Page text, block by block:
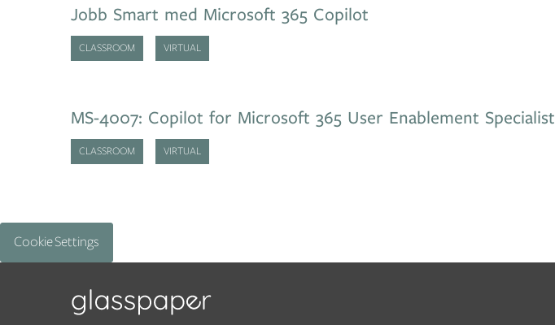
Jobb Smart med Microsoft 365 Copilot
CLASSROOM VIRTUAL
MS-4007: Copilot for Microsoft 365 User Enablement Specialist
CLASSROOM VIRTUAL
Cookie Settings